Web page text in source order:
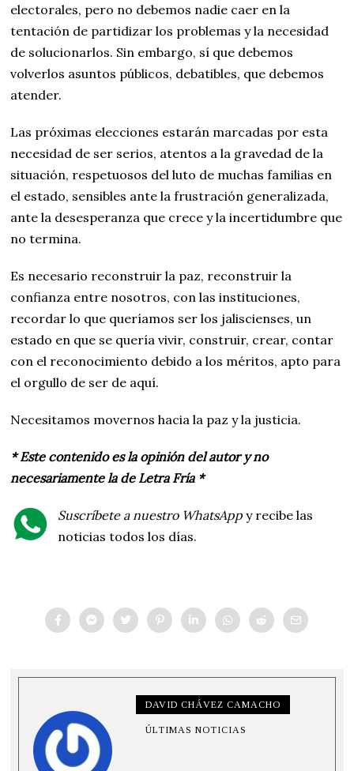
electorales, pero no debemos nadie caer en la
tentación de partidizar los problemas y la necesidad
de solucionarlos. Sin embargo, sí que debemos
volverlos asuntos públicos, debatibles, que debemos
atender.
Las próximas elecciones estarán marcadas por esta
necesidad de ser serios, atentos a la gravedad de la
situación, respetuosos del luto de muchas familias en
el estado, sensibles ante la frustración generalizada,
ante la desesperanza que crece y la incertidumbre que
no termina.
Es necesario reconstruir la paz, reconstruir la
confianza entre nosotros, con las instituciones,
recordar lo que queríamos ser los jaliscienses, un
estado en que se quería vivir, construir, crear, contar
con el reconocimiento debido a los méritos, apto para
el orgullo de ser de aquí.
Necesitamos movernos hacia la paz y la justicia.
* Este contenido es la opinión del autor y no
necesariamente la de Letra Fría *
Suscríbete a nuestro WhatsApp y recibe las
noticias todos los días.
DAVID CHÁVEZ CAMACHO
ÚLTIMAS NOTICIAS